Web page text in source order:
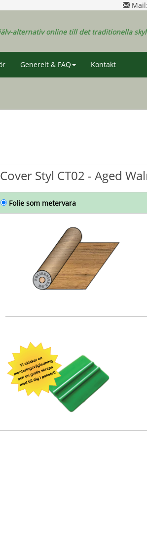
Mail:
alternativ online till det traditionella
Generelt & FAQ Kontakt
Cover Styl CT02 - Aged
Folie som metervara